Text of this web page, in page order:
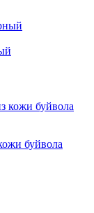
буйвола